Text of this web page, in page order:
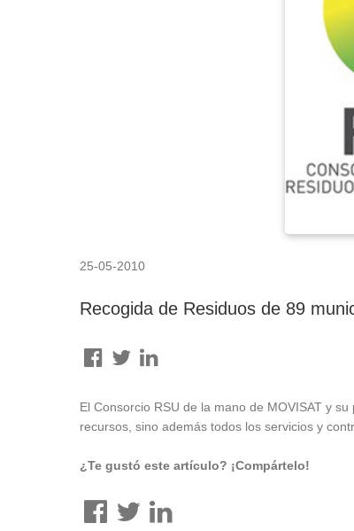
25-05-2010
Recogida de Residuos de 89
El Consorcio RSU de la mano de MOVISAT y
recursos, sino además todos los servicios y
¿Te gustó este artículo? ¡Compártelo!